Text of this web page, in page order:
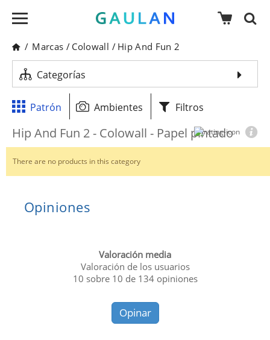
/ Marcas / Colowall / Hip And Fun 2
Categorías
Patrón Ambientes Filtros
Hip And Fun 2 - Colowall - Papel pintado
There are no products in this category
Opiniones
Valoración media
Valoración de los usuarios
10 sobre 10 de 134opiniones
Opinar